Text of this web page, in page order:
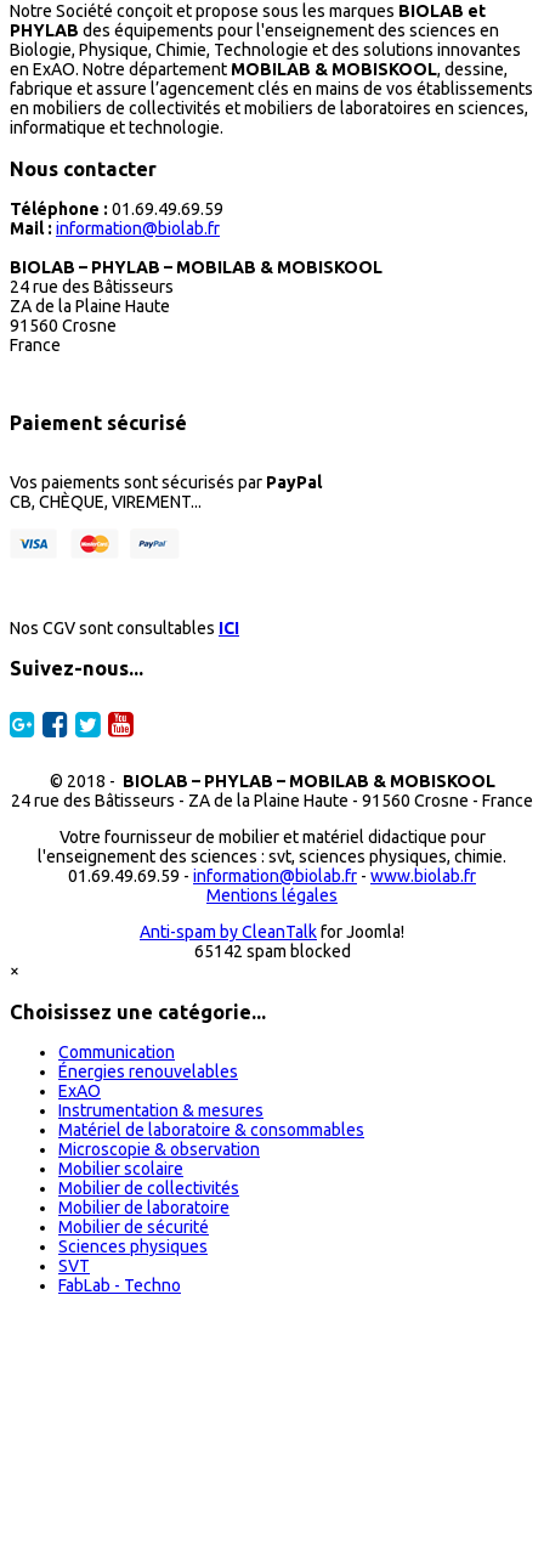
Notre Société conçoit et propose sous les marques BIOLAB et
PHYLAB des équipements pour l'enseignement des sciences en
Biologie, Physique, Chimie, Technologie et des solutions innovantes
en ExAO. Notre département MOBILAB & MOBISKOOL, dessine,
fabrique et assure l’agencement clés en mains de vos établissements
en mobiliers de collectivités et mobiliers de laboratoires en sciences,
informatique et technologie.
Nous contacter
Téléphone : 01.69.49.69.59
Mail : information@biolab.fr
BIOLAB – PHYLAB – MOBILAB & MOBISKOOL
24 rue des Bâtisseurs
ZA de la Plaine Haute
91560 Crosne
France
Paiement sécurisé
Vos paiements sont sécurisés par PayPal
CB, CHÈQUE, VIREMENT...
Nos CGV sont consultables ICI
Suivez-nous...
© 2018 - BIOLAB – PHYLAB – MOBILAB & MOBISKOOL
24 rue des Bâtisseurs - ZA de la Plaine Haute - 91560 Crosne - France
Votre fournisseur de mobilier et matériel didactique pour
l'enseignement des sciences : svt, sciences physiques, chimie.
01.69.49.69.59 - information@biolab.fr - www.biolab.fr
Mentions légales
Anti-spam by CleanTalkfor Joomla!
65142 spam blocked
×
Choisissez une catégorie...
Communication
Énergies renouvelables
ExAO
Instrumentation & mesures
Matériel de laboratoire & consommables
Microscopie & observation
Mobilier scolaire
Mobilier de collectivités
Mobilier de laboratoire
Mobilier de sécurité
Sciences physiques
SVT
FabLab - Techno